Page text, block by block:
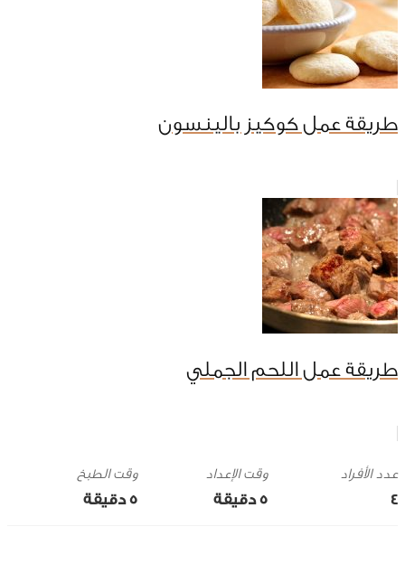
طريقة عمل كوكيز بالينسون
طريقة عمل اللحم الجملي
4
وقت الإعداد
5 ‎دقيقة
وقت الطبخ
5 ‎دقيقة